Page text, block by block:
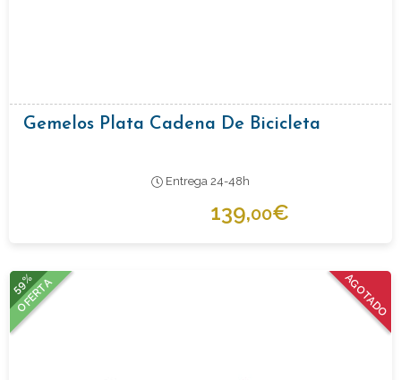
Gemelos Plata Cadena De Bicicleta
Entrega 24-48h
139,00€
AGOTADO
59%
OFERTA